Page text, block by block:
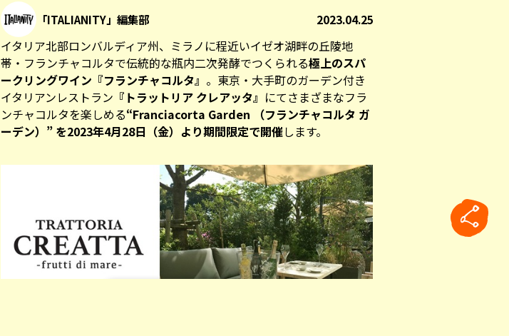
「ITALIANITY」編集部 2023.04.25
イタリア北部ロンバルディア州、ミラノに程近いイゼオ湖畔の丘陵地
帯・フランチャコルタで伝統的な瓶内二次発酵でつくられる極上のスパ
ークリングワイン『フランチャコルタ』 。東京・大手町のガーデン付き
イタリアンレストラン 『トラットリア クレアッタ』 にてさまざまなフラ
ンチャコルタを楽しめる“Franciacorta Garden （フランチャコルタ ガ
ーデン）” を2023年4月28日（金）より期間限定で開催します。